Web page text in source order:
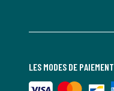
LES MODES DE